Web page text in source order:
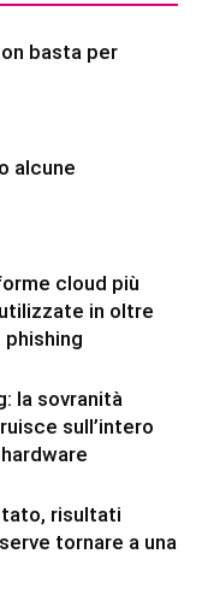
basta per
alcune
cloud più
in oltre
la sovranità
sull’intero
risultati
tornare a una